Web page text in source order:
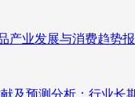
产业发展与消费趋势